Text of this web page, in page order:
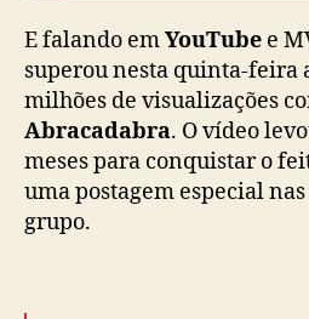
E falando emYouTube e
superou nesta quinta-feira
milhões de visualizações
Abracadabra. O vídeo
meses para conquistar o
uma postagem especial
grupo.